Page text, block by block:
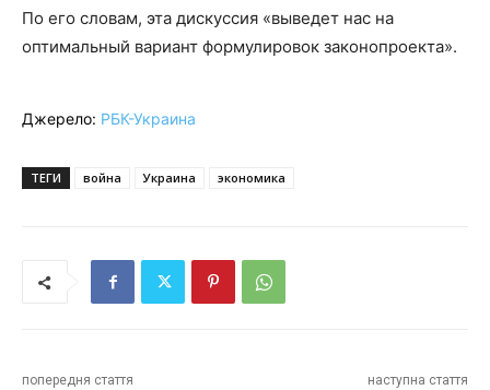
По его словам, эта дискуссия «выведет нас на
оптимальный вариант формулировок законопроекта».
Джерело: РБК-Украина
ТЕГИ война Украина экономика
попередня стаття наступна стаття